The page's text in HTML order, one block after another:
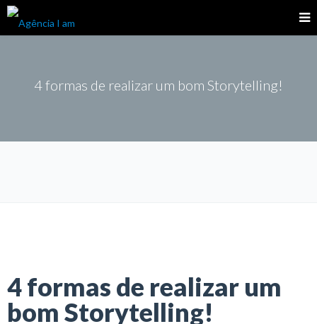
4 formas de realizar um bom Storytelling!
4 formas de realizar um
bom Storytelling!